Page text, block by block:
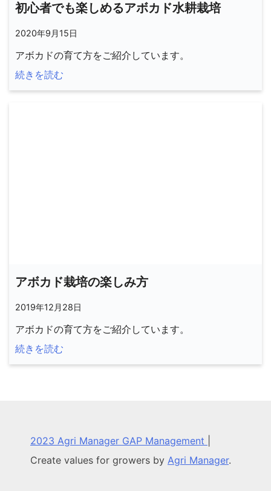
初心者でも楽しめるアボカド水耕栽培
2020年9月15日
アボカドの育て方をご紹介しています。
続きを読む
アボカド栽培の楽しみ方
2019年12月28日
アボカドの育て方をご紹介しています。
続きを読む
2023 Agri Manager GAP Management
Create values for growers by Agri Manager.